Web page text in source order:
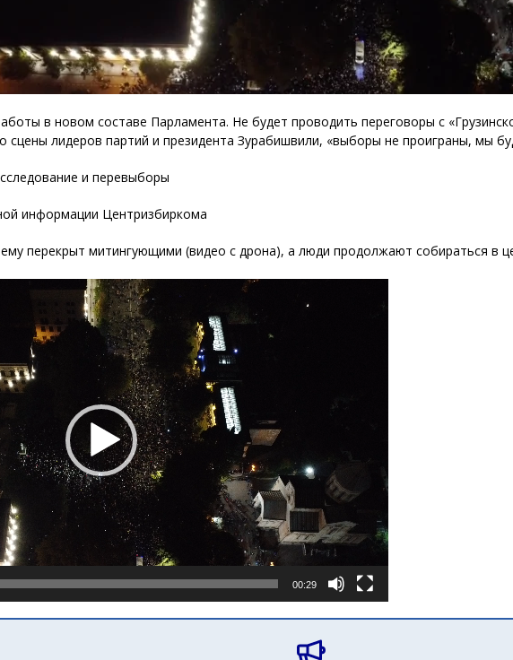
в новом составе Парламента. Не будет проводить переговоры с
сцены лидеров партий и президента Зурабишвили, «выборы не проиграны, мы
и перевыборы
информации Центризбиркома
перекрыт митингующими (видео с дрона), а люди продолжают собираться в
00:29